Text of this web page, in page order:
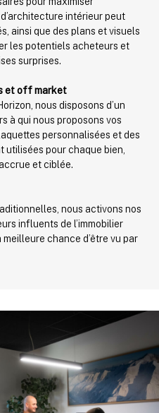
intérieur peut
ainsi que des plans et visuels
les potentiels acheteurs et
surprises.
et off market
nous disposons d’un
à qui nous proposons vos
personnalisées et des
pour chaque bien,
et ciblée.
nous activons nos
influents de l’immobilier
chance d’être vu par